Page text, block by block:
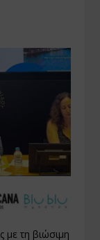
με τη βιώσιμη